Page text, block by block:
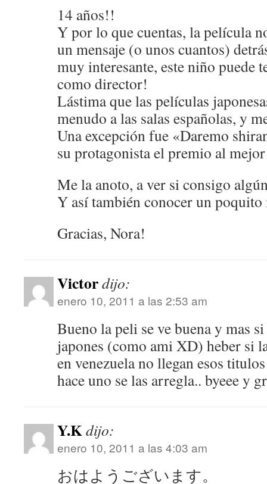
14 años!!
Y por lo que cuentas, la película
un mensaje (o unos cuantos)
muy interesante, este niño puede
como director!
Lástima que las películas
menudo a las salas españolas, y
Una excepción fue «Daremo
su protagonista el premio al
Me la anoto, a ver si consigo
Y así también conocer un
Gracias, Nora!
Victordijo:
enero 10, 2011 a las 2:53 am
Bueno la peli se ve buena y mas
japones (como ami XD) heber si
en venezuela no llegan esos
hace uno se las arregla.. byeee y
Y.Kdijo:
enero 10, 2011 a las 4:03 am
おはようございます。